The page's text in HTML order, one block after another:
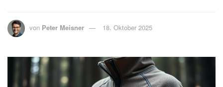
von Peter Meisner 18. Oktober 2025